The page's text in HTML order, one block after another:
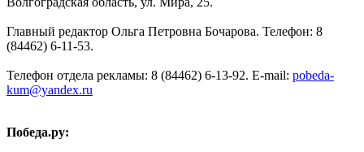
Главный редактор Ольга Петровна Бочарова. Телефон: 8
(84462) 6-11-53.
Телефон отдела рекламы: 8 (84462) 6-13-92. E-mail: pobeda-
kum@yandex.ru
Победа.ру: